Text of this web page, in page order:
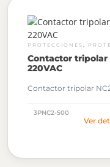
PROTECCIONES ,
Contactor tripolar
220VAC
Contactor tripolar
3PNC2-500
Ver